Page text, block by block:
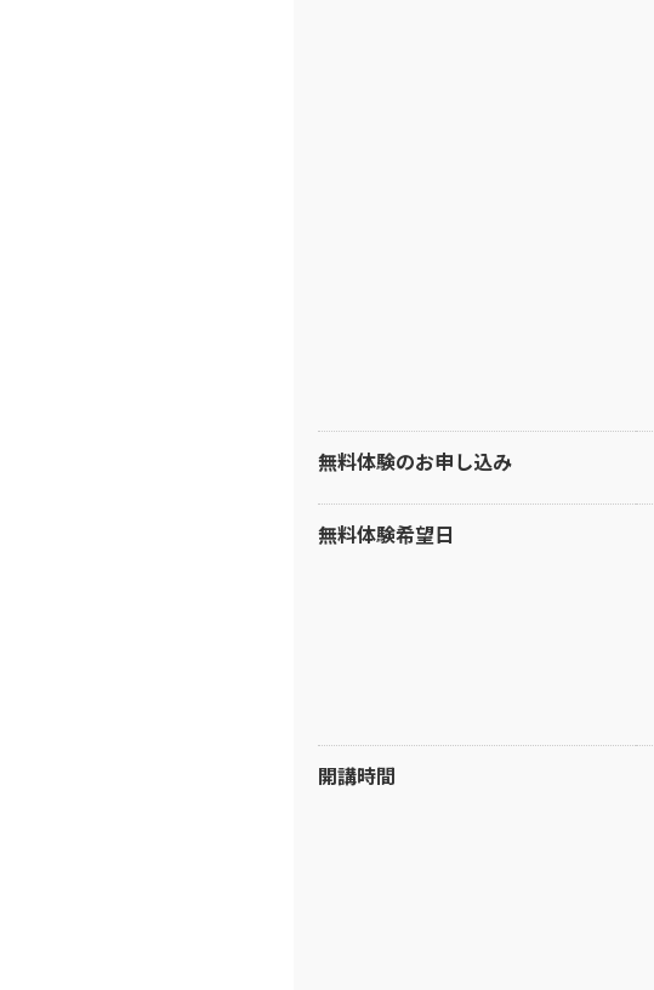
無料体験のお申し込み
無料体験希望日
開講時間